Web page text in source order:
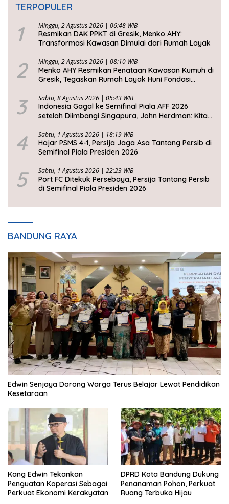
TERPOPULER
1 Minggu, 2 Agustus 2026 | 06:48 WIB
Resmikan DAK PPKT di Gresik, Menko AHY:
Transformasi Kawasan Dimulai dari Rumah Layak
2 Minggu, 2 Agustus 2026 | 08:10 WIB
Menko AHY Resmikan Penataan Kawasan Kumuh di
Gresik, Tegaskan Rumah Layak Huni Fondasi
3 Sabtu, 8 Agustus 2026 | 05:43 WIB
Indonesia Gagal ke Semifinal Piala AFF 2026
setelah Diimbangi Singapura, John Herdman: Kita
4 Sabtu, 1 Agustus 2026 | 18:19 WIB
Hajar PSMS 4-1, Persija Jaga Asa Tantang Persib di
Semifinal Piala Presiden 2026
5 Sabtu, 1 Agustus 2026 | 22:23 WIB
Port FC Ditekuk Persebaya, Persija Tantang Persib
di Semifinal Piala Presiden 2026
BANDUNG RAYA
Edwin Senjaya Dorong Warga Terus Belajar Lewat Pendidikan
Kesetaraan
Kang Edwin Tekankan
Penguatan Koperasi Sebagai
Perkuat Ekonomi Kerakyatan
DPRD Kota Bandung Dukung
Penanaman Pohon, Perkuat
Ruang Terbuka Hijau